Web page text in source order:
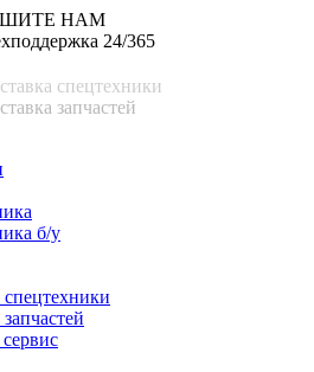
НАМ
24/365
спецтехники
запчастей
б/у